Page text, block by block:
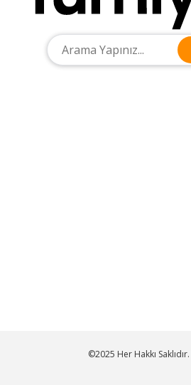
©2025 Her Hakkı Saklıdır.